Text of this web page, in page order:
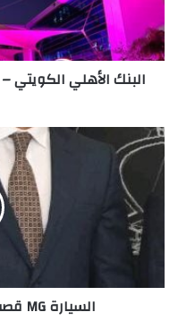
مقره
الرئيسي
باللون
الورديالبنك الأهلي
السیارة
MG
قصة
سطرھا
المصریون
السیارة MG قصة حب سطرھا المصریون